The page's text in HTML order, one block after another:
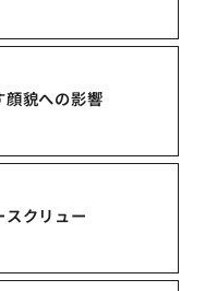
顔貌への影響
クリュー